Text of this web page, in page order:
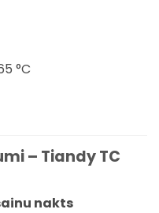
°C
– Tiandy TC
nakts